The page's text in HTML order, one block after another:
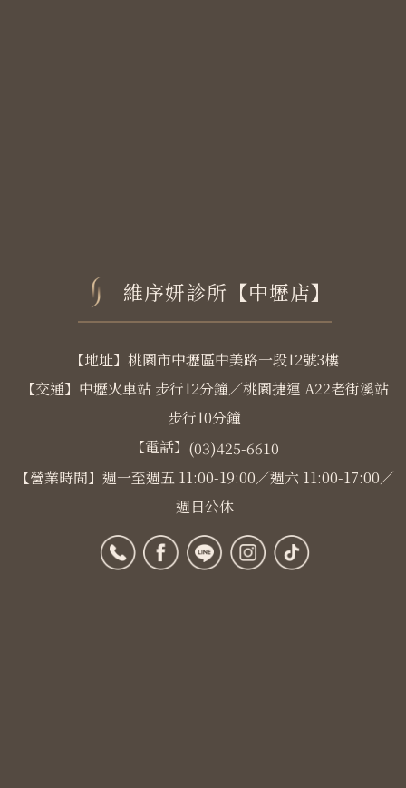
維序妍診所【中壢店】
【地址】桃園市中壢區中美路一段12號3樓
【交通】中壢火車站 步行12分鐘／桃園捷運 A22老街溪站
步行10分鐘
【電話】 (03)425-6610
【營業時間】週一至週五 11:00-19:00／週六 11:00-17:00／
週日公休